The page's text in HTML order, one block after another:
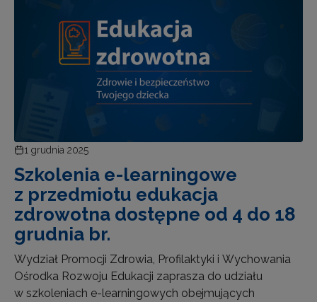
1 grudnia 2025
Szkolenia e-learningowe
z przedmiotu edukacja
zdrowotna dostępne od 4 do 18
grudnia br.
Wydział Promocji Zdrowia, Profilaktyki i Wychowania
Ośrodka Rozwoju Edukacji zaprasza do udziału
w szkoleniach e-learningowych obejmujących